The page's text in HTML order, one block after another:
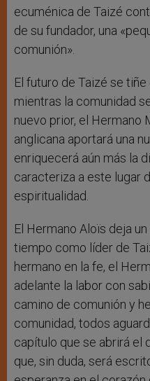
ecuménica de Taizé
de su fundador, una
comunión».
El futuro de Taizé se
mientras la comunidad
nuevo prior, el Hermano
anglicana aportará una
enriquecerá aún más la
caracteriza a este lugar
espiritualidad.
El Hermano Aloïs deja
tiempo como líder de
hermano en la fe, el
adelante la labor con
camino de comunión y
comunidad, todos
capítulo que se abrirá el
que, sin duda, será